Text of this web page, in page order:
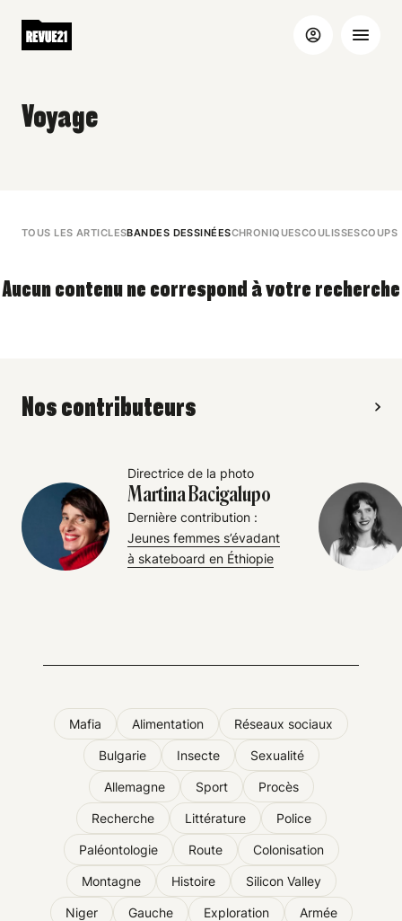
Voyage
TOUS LES ARTICLESBANDES DESSINÉESCHRONIQUESCOULISSESCOUPS
Aucun contenu ne correspond à votre recherche
Nos contributeurs
Directrice de la photo
Martina Bacigalupo
Dernière contribution :
Jeunes femmes s’évadant
à skateboard en Éthiopie
Mafia Alimentation Réseaux sociaux
Bulgarie Insecte Sexualité
Allemagne Sport Procès
Recherche Littérature Police
Paléontologie Route Colonisation
Montagne Histoire Silicon Valley
Niger Gauche Exploration Armée